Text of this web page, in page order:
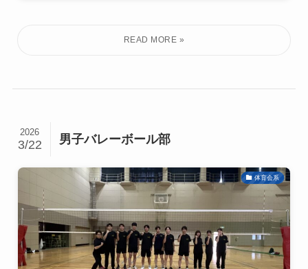
男子バレーボール部
2026
3/22
体育会系